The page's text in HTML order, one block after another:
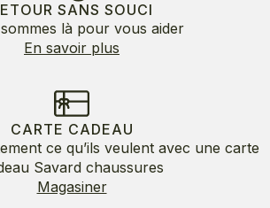
SANS SOUCI
là pour vous aider
En savoir plus
CARTE CADEAU
ce qu’ils veulent avec une carte
Savard chaussures
Magasiner